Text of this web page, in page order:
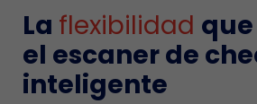
La flexibilidad
el escaner de
inteligente